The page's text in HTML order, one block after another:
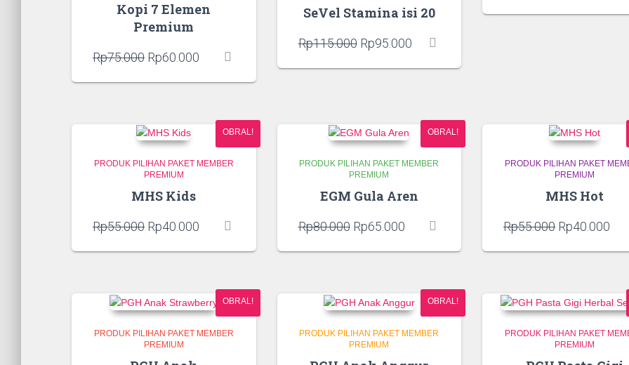
Kopi 7 Elemen
Premium
Rp75.000 Harga
adalah:
Rp60.000 Harga
ini
SeVel Stamina isi 20
Rp115.000 Harga
adalah:
Rp95.000Harga
ini
adalah:
ini
OBRAL!
PRODUK PILIHAN PAKET MEMBER
PREMIUM
MHS Kids
Rp55.000 Harga
adalah:
Rp40.000 Harga
ini
OBRAL!
PRODUK PILIHAN PAKET MEMBER
PREMIUM
EGM Gula Aren
Rp80.000 Harga
adalah:
Rp65.000Harga
ini
PRODUK PILIHAN PAKET
PREMIUM
MHS Hot
Rp55.000 Harga
adalah:
Rp40.000
ini
OBRAL!
PRODUK PILIHAN PAKET MEMBER
PREMIUM
OBRAL!
PRODUK PILIHAN PAKET MEMBER
PREMIUM
PRODUK PILIHAN PAKET
PREMIUM